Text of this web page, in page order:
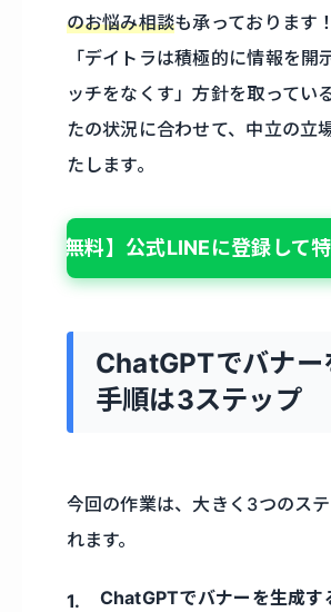
のお悩み相談も承っております！
「デイトラは積極的に情報を開
ッチをなくす」方針を取ってい
たの状況に合わせて、中立の立
たします。
【無料】公式LINEに登録して
ChatGPTでバナー
手順は3ステップ
今回の作業は、大きく3つのス
れます。
ChatGPTでバナーを生成す